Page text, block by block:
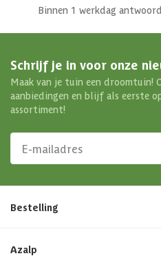
Binnen 1 werkdag antwoord
Schrijf je in voor onze
Maak van je tuin een droomtuin!
aanbiedingen en blijf als eerste
assortiment!
Bestelling
Azalp